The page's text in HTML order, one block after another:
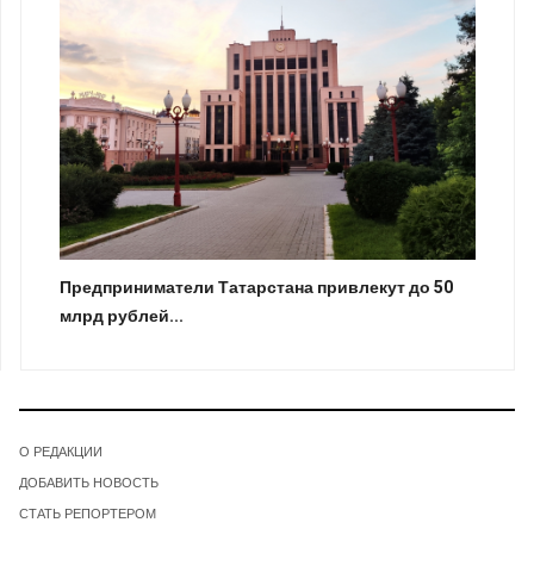
Предприниматели Татарстана привлекут до 50
млрд рублей...
О РЕДАКЦИИ
ДОБАВИТЬ НОВОСТЬ
СТАТЬ РЕПОРТЕРОМ